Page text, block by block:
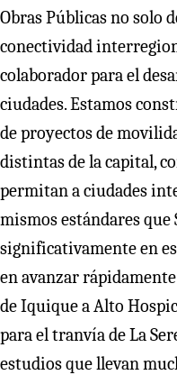
Obras Públicas no solo
conectividad
colaborador para el
ciudades. Estamos
de proyectos de
distintas de la capital,
permitan a ciudades
mismos estándares que
significativamente en
en avanzar
de Iquique a Alto
para el tranvía de La
estudios que llevan